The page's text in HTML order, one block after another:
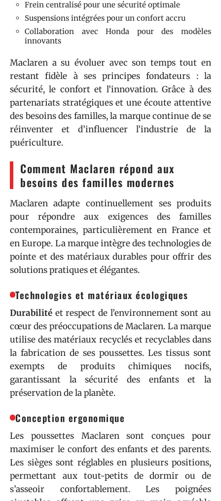
Frein centralisé pour une sécurité optimale
Suspensions intégrées pour un confort accru
Collaboration avec Honda pour des modèles
innovants
Maclaren a su évoluer avec son temps tout en
restant fidèle à ses principes fondateurs : la
sécurité, le confort et l’innovation. Grâce à des
partenariats stratégiques et une écoute attentive
des besoins des familles, la marque continue de se
réinventer et d’influencer l’industrie de la
puériculture.
Comment Maclaren répond aux
besoins des familles modernes
Maclaren adapte continuellement ses produits
pour répondre aux exigences des familles
contemporaines, particulièrement en France et
en Europe. La marque intègre des technologies de
pointe et des matériaux durables pour offrir des
solutions pratiques et élégantes.
Technologies et matériaux écologiques
Durabilité et respect de l’environnement sont au
cœur des préoccupations de Maclaren. La marque
utilise des matériaux recyclés et recyclables dans
la fabrication de ses poussettes. Les tissus sont
exempts de produits chimiques nocifs,
garantissant la sécurité des enfants et la
préservation de la planète.
Conception ergonomique
Les poussettes Maclaren sont conçues pour
maximiser le confort des enfants et des parents.
Les sièges sont réglables en plusieurs positions,
permettant aux tout-petits de dormir ou de
s’asseoir confortablement. Les poignées